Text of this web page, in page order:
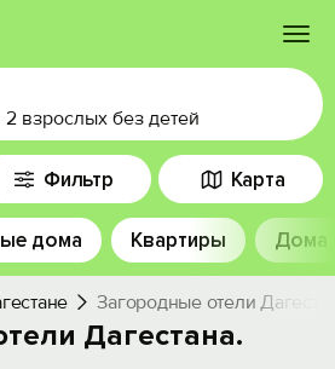
объект
2 взрослых без детей
Фильтр Карта
дома Квартиры Дома
Загородные отели
Дагестана.